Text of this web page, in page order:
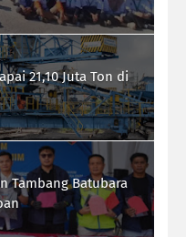
21,10 Juta Ton di
Tambang Batubara